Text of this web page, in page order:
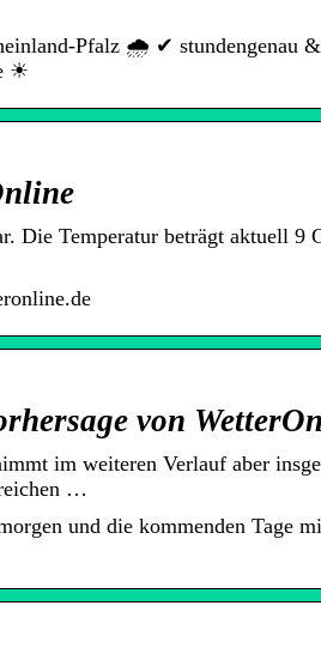
Pfalz 🌧️ ✔ stundengenau
☀
Die Temperatur beträgt aktuell 9
von
im weiteren Verlauf aber
…
und die kommenden Tage